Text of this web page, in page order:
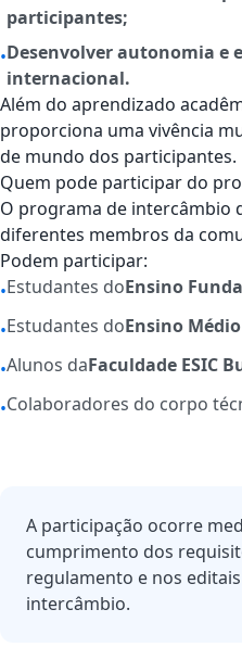
participantes;
•Desenvolver autonomia e
internacional.
Além do aprendizado
proporciona uma vivência
de mundo dos participantes.
Quem pode participar do
O programa de intercâmbio
diferentes membros da
Podem participar:
•Estudantes doEnsino
•Estudantes doEnsino
•Alunos daFaculdade ESIC
•Colaboradores do corpo
A participação ocorre
cumprimento dos
regulamento e nos
intercâmbio.